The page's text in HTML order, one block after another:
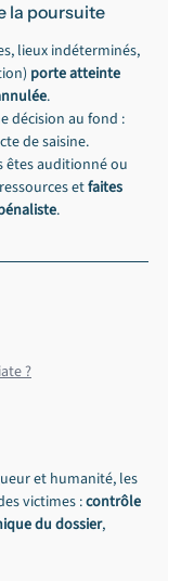
la poursuite
lieux indéterminés,
porte atteinte
.
décision au fond :
de saisine.
êtes auditionné ou
et faites
.
?
et humanité, les
victimes : contrôle
du dossier,